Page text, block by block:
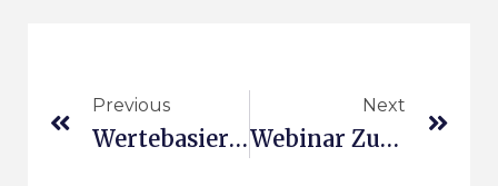
Previous
Wertebasierte Innovation Auf LinkedIn
Next
Webinar Zur Wertebasierten Innovation